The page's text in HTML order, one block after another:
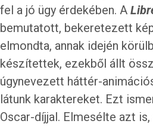
fel a jó ügy érdekében. A
bemutatott, bekeretezett
elmondta, annak idején
készítettek, ezekből állt
úgynevezett háttér-
látunk karaktereket. Ezt
Oscar-díjjal. Elmesélte azt